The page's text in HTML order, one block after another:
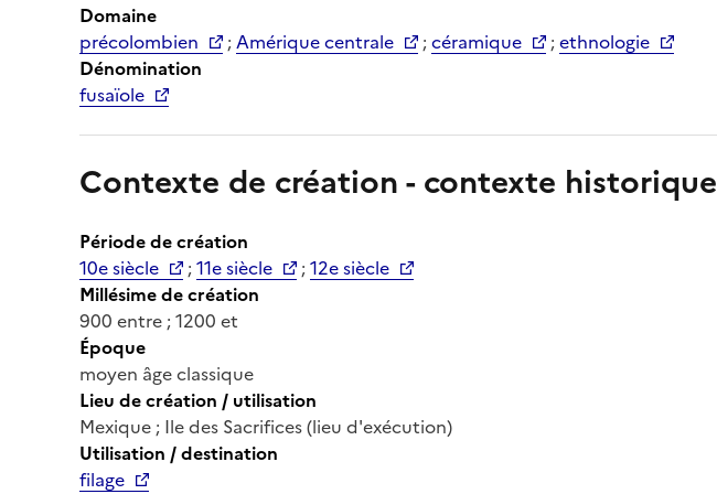
Domaine
précolombien
;Amérique centrale ;céramique ;ethnologie
Dénomination
fusaïole
Contexte de création - contexte historique
Période de création
10e siècle
;11e siècle ;12e siècle
Millésime de création
900 entre ; 1200 et
Époque
moyen âge classique
Lieu de création / utilisation
Mexique ; Ile des Sacrifices (lieu d'exécution)
Utilisation / destination
filage